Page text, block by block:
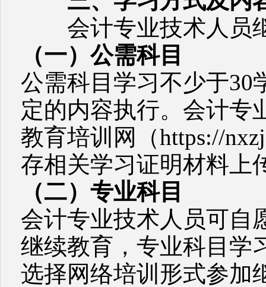
会计专业技术人员继
（一）公需科目
公需科目学习不少于30
定的内容执行。会计专
教育培训网（https://
存相关学习证明材料上
（二）专业科目
会计专业技术人员可自
继续教育，专业科目学
选择网络培训形式参加